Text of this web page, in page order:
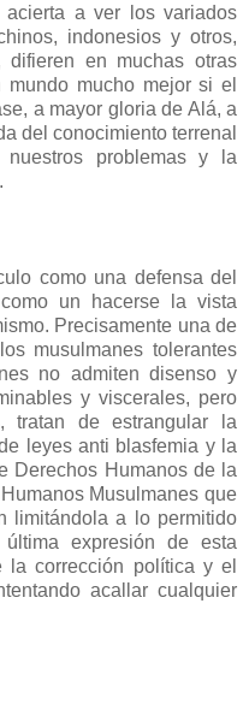
a ver los variados
indonesios y otros,
en muchas otras
mucho mejor si el
a mayor gloria de Alá, a
del conocimiento terrenal
problemas y la
como una defensa del
un hacerse la vista
Precisamente una de
musulmanes tolerantes
no admiten disenso y
y viscerales, pero
tratan de estrangular la
leyes anti blasfemia y la
Derechos Humanos de la
Musulmanes que
limitándola a lo permitido
expresión de esta
corrección política y el
acallar cualquier